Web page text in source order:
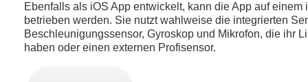
Ebenfalls als iOS App entwickelt, kann die App auf einem
betrieben werden. Sie nutzt wahlweise die integrierten
Beschleunigungssensor, Gyroskop und Mikrofon, die ihr
haben oder einen externen Profisensor.